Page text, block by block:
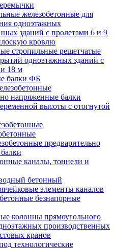
железобетонные для
одноэтажных
зданий с пролетами 6 и 9
кровлю
стропильные решетчатые
одноэтажных зданий с
18 м
балки ФБ
напряженные балки
высоты с отогнутой
предварительно
каналы, тоннели и
бетонный
элементы каналов
безнапорные
колонны прямоугольного
производственных
кранов
технологические